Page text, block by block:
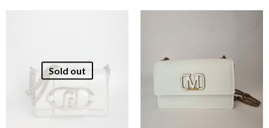
Sold out